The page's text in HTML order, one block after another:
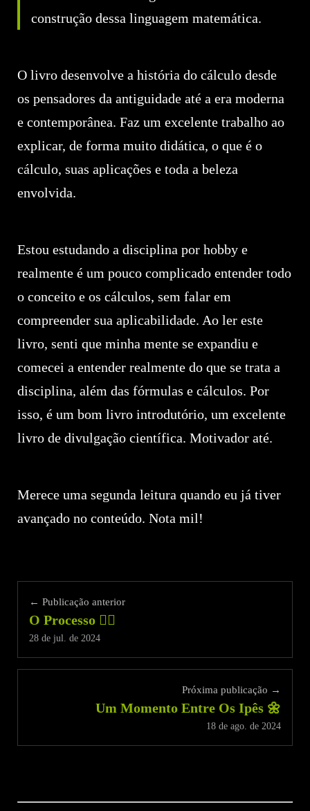
construção dessa linguagem matemática.
O livro desenvolve a história do cálculo desde
os pensadores da antiguidade até a era moderna
e contemporânea. Faz um excelente trabalho ao
explicar, de forma muito didática, o que é o
cálculo, suas aplicações e toda a beleza
envolvida.
Estou estudando a disciplina por hobby e
realmente é um pouco complicado entender todo
o conceito e os cálculos, sem falar em
compreender sua aplicabilidade. Ao ler este
livro, senti que minha mente se expandiu e
comecei a entender realmente do que se trata a
disciplina, além das fórmulas e cálculos. Por
isso, é um bom livro introdutório, um excelente
livro de divulgação científica. Motivador até.
Merece uma segunda leitura quando eu já tiver
avançado no conteúdo. Nota mil!
← Publicação anterior
O Processo 👨‍⚖️
28 de jul. de 2024
Próxima publicação →
Um Momento Entre Os Ipês 🌼
18 de ago. de 2024